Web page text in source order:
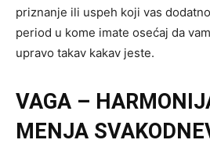
priznanje ili uspeh koji vas
period u kome imate osećaj da
upravo takav kakav jeste.
VAGA –
MENJA